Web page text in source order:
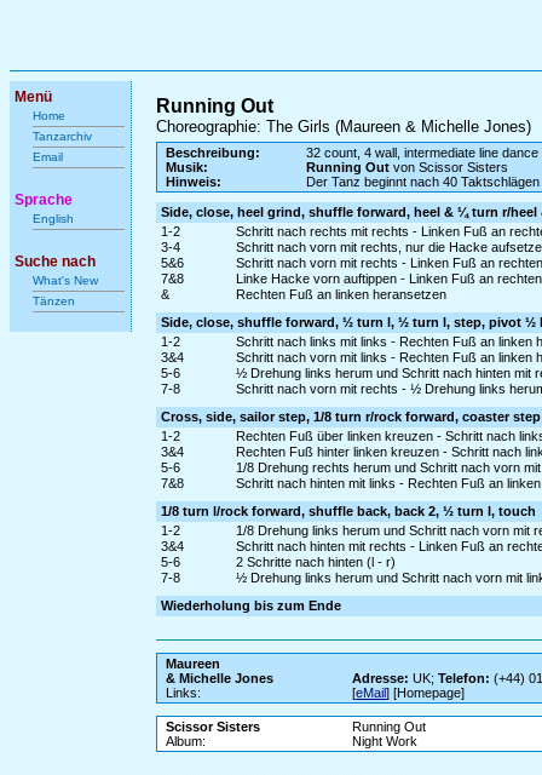
Menü
Home
Tanzarchiv
Email
Sprache
English
Suche nach
What's New
Tänzen
Running Out
Choreographie: The Girls (Maureen & Michelle Jones)
Beschreibung:
32 count, 4 wall, intermediate line dance
Musik:
Running Outvon Scissor Sisters
Hinweis:
Der Tanz beginnt nach 40
Side, close, heel grind, shuffle forward, heel & ¼ turn r/heel
1-2
Schritt nach rechts mit rechts - Linken Fuß an
3-4
Schritt nach vorn mit rechts, nur die Hacke
5&6
Schritt nach vorn mit rechts - Linken Fuß an
7&8
Linke Hacke vorn auftippen - Linken Fuß an
&
Rechten Fuß an linken heransetzen
Side, close, shuffle forward, ½ turn l, ½ turn l, step, pivot ½ l
1-2
Schritt nach links mit links - Rechten Fuß an linken
3&4
Schritt nach vorn mit links - Rechten Fuß an linken
5-6
½ Drehung links herum und Schritt nach hinten mit
7-8
Schritt nach vorn mit rechts - ½ Drehung links
Cross, side, sailor step, 1/8 turn r/rock forward, coaster step
1-2
Rechten Fuß über linken kreuzen - Schritt nach
3&4
Rechten Fuß hinter linken kreuzen - Schritt nach
5-6
1/8 Drehung rechts herum und Schritt nach vorn
7&8
Schritt nach hinten mit links - Rechten Fuß an
1/8 turn l/rock forward, shuffle back, back 2, ½ turn l, touch
1-2
1/8 Drehung links herum und Schritt nach vorn mit
3&4
Schritt nach hinten mit rechts - Linken Fuß an
5-6
2 Schritte nach hinten (l - r)
7-8
½ Drehung links herum und Schritt nach vorn mit
Wiederholung bis zum Ende
Maureen
& Michelle Jones
Adresse: UK;Telefon: (+44)
Links:
[eMail] [Homepage]
Scissor Sisters
Running Out
Album:
Night Work